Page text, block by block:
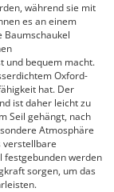
während sie mit
es an einem
Baumschaukel
und bequem macht.
Oxford-
hat. Der
ist daher leicht zu
Seil gehängt, nach
Atmosphäre
verstellbare
festgebunden werden
sorgen, um das